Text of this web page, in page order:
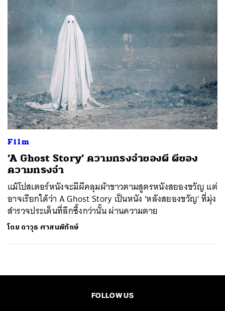
Film
‘A Ghost Story’ ความทรงจำของผี ผีของ
ความทรงจำ
แม้โปสเตอร์หนังจะมีผีคลุมผ้าขาวตามสูตรหนังสยองขวัญ แต่
อาจเรียกได้ว่า A Ghost Story เป็นหนัง 'หลังสยองขวัญ' ที่มุ่ง
สำรวจประเด็นที่ลึกซึ้งกว่านั้น ผ่านความตาย
โดย ดาวุธ ศาสนพิทักษ์
FOLLOW US
ค้นหา
SHARE TWEET LINE EMAIL